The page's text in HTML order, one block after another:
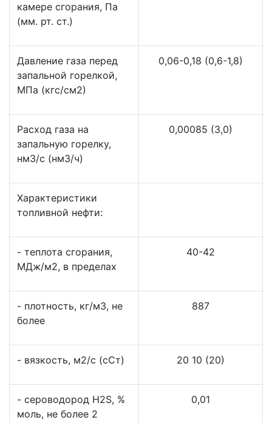
камере сгорания, Па
(мм. рт. ст.)
Давление газа перед
запальной горелкой,
МПа (кгс/см2)
0,06-0,18 (0,6-1,8)
Расход газа на
запальную горелку,
нм3/с (нм3/ч)
0,00085 (3,0)
Характеристики
топливной нефти:
- теплота сгорания,
МДж/м2, в пределах
40-42
- плотность, кг/м3, не
более
887
- вязкость, м2/с (сСт) 20 10 (20)
- сероводород H2S, %
моль, не более 2
0,01